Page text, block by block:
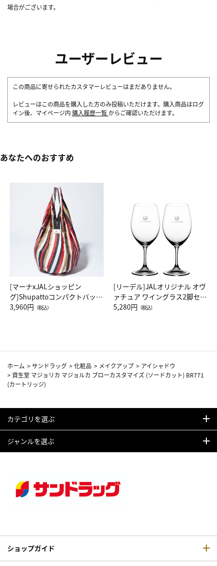
場合がございます。
ユーザーレビュー
この商品に寄せられたカスタマーレビューはまだありません。
レビューはこの商品を購入した方のみ投稿いただけます。購入商品はログ
イン後、マイページ内 購入履歴一覧 からご確認いただけます。
あなたへのおすすめ
[マーナxJALショッピン
グ]Shupattoコンパクトバッグ
Drop JAL客室乗務員（LC）ス
3,960円 （税込）
[リーデル]JALオリジナル オヴ
ァチュア ワイングラス2脚セッ
ト（レッドワイン）
5,280円 （税込）
ホーム >サンドラッグ >化粧品 > メイクアップ > アイシャドウ
>資生堂 マジョリカ マジョルカ ブローカスタマイズ (ソードカット) BR771
(カートリッジ)
カテゴリを選ぶ
ジャンルを選ぶ
ショップガイド